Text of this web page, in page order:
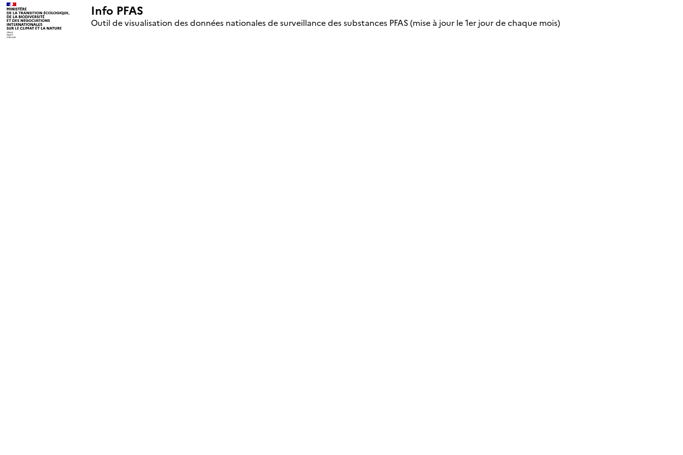
Info PFAS
Outil de visualisation des données nationales de surveillance des substances PFAS (mise à jour le 1er jour de chaque mois)
+
–